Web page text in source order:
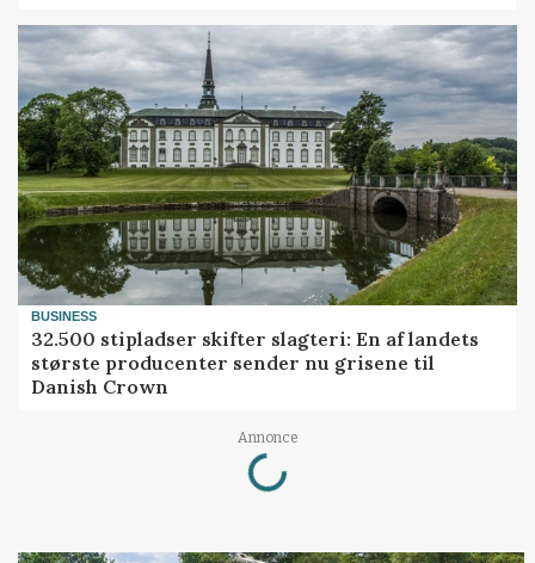
BUSINESS
32.500 stipladser skifter slagteri: En af landets
største producenter sender nu grisene til
Danish Crown
Annonce
Loading...